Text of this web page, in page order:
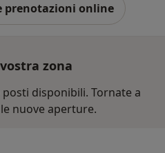
prenotazioni online
zona
disponibili. Tornate a
nuove aperture.